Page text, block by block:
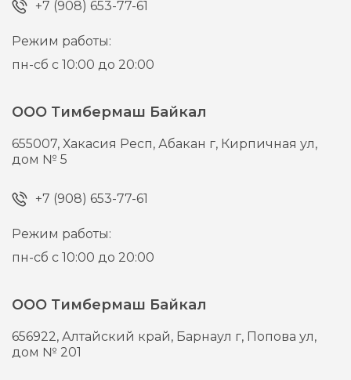
+7 (908) 653-77-61
Режим работы:
пн-сб с 10:00 до 20:00
ООО Тимбермаш Байкал
655007,Хакасия Респ, Абакан г, Кирпичная ул,
дом № 5
+7 (908) 653-77-61
Режим работы:
пн-сб с 10:00 до 20:00
ООО Тимбермаш Байкал
656922,Алтайский край, Барнаул г, Попова ул,
дом № 201